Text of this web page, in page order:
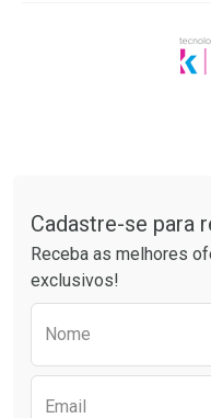
Cadastre-se para
Receba as melhores
exclusivos!
Nome
Email